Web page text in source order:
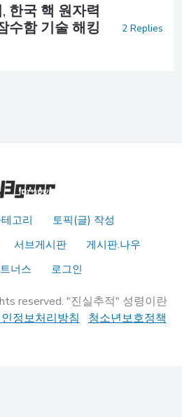
한국 핵 원자력
수함 기술 해킹
2 Replies
고리
토픽(글) 작성
서브게시판
게시판.나우
너스
로그인
reserved. "진실추적" 성령이란
정보처리방침 청소년보호정책